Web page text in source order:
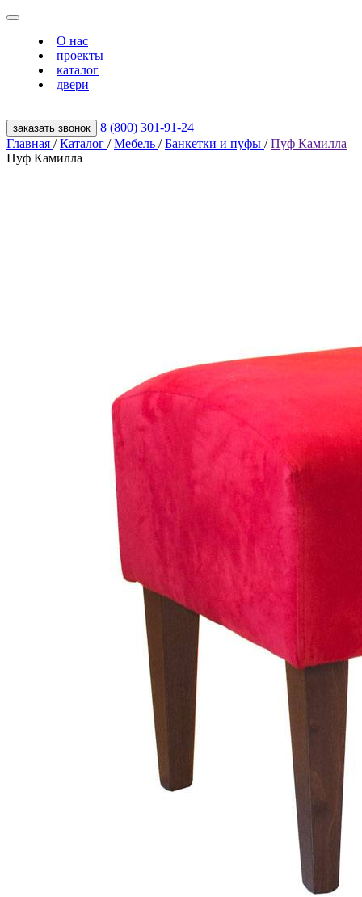
О нас
проекты
каталог
двери
заказать звонок
8 (800) 301‑91‑24
Главная / Каталог / Мебель / Банкетки и пуфы / Пуф Камилла
Пуф Камилла